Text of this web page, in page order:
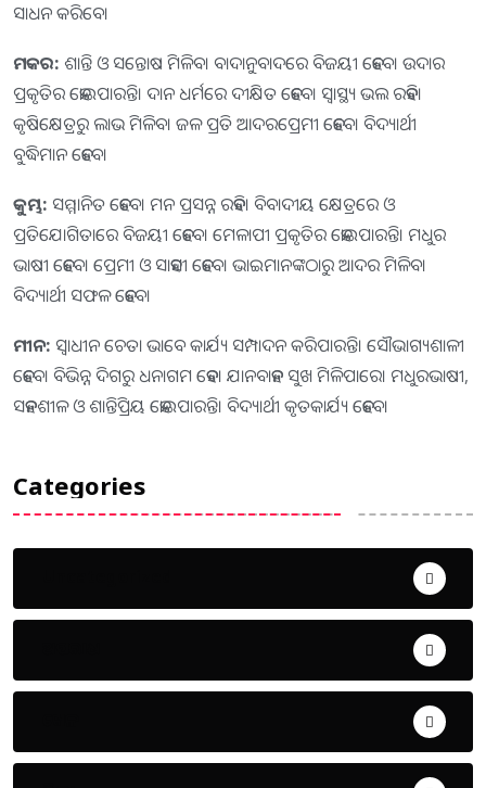
ସାଧନ କରିବେ।
ମକର: ଶାନ୍ତି ଓ ସନ୍ତୋଷ ମିଳିବ। ବାଦାନୁବାଦରେ ବିଜୟୀ ହେବେ। ଉଦାର
ପ୍ରକୃତିର ହୋଇପାରନ୍ତି। ଦାନ ଧର୍ମରେ ଦୀକ୍ଷିତ ହେବେ। ସ୍ୱାସ୍ଥ୍ୟ ଭଲ ରହିବ।
କୃଷିକ୍ଷେତ୍ରରୁ ଲାଭ ମିଳିବ। ଜଳ ପ୍ରତି ଆଦରପ୍ରେମୀ ହେବେ। ବିଦ୍ୟାର୍ଥୀ
ବୁଦ୍ଧିମାନ ହେବେ।
କୁମ୍ଭ: ସମ୍ମାନିତ ହେବେ। ମନ ପ୍ରସନ୍ନ ରହିବ। ବିବାଦୀୟ କ୍ଷେତ୍ରରେ ଓ
ପ୍ରତିଯୋଗିତାରେ ବିଜୟୀ ହେବେ। ମେଳାପୀ ପ୍ରକୃତିର ହୋଇପାରନ୍ତି। ମଧୁର
ଭାଷୀ ହେବେ। ପ୍ରେମୀ ଓ ସାହସୀ ହେବେ। ଭାଇମାନଙ୍କଠାରୁ ଆଦର ମିଳିବ।
ବିଦ୍ୟାର୍ଥୀ ସଫଳ ହେବେ।
ମୀନ: ସ୍ୱାଧୀନ ଚେତା ଭାବେ କାର୍ଯ୍ୟ ସମ୍ପାଦନ କରିପାରନ୍ତି। ସୌଭାଗ୍ୟଶାଳୀ
ହେବେ। ବିଭିନ୍ନ ଦିଗରୁ ଧନାଗମ ହେବ। ଯାନବାହନ ସୁଖ ମିଳିପାରେ। ମଧୁରଭାଷୀ,
ସହନଶୀଳ ଓ ଶାନ୍ତିପ୍ରିୟ ହୋଇପାରନ୍ତି। ବିଦ୍ୟାର୍ଥୀ କୃତକାର୍ଯ୍ୟ ହେବେ।
Categories